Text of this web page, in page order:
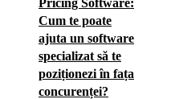
Cum te poate
ajuta un software
specializat să te
poziționezi în fața
concurenței?